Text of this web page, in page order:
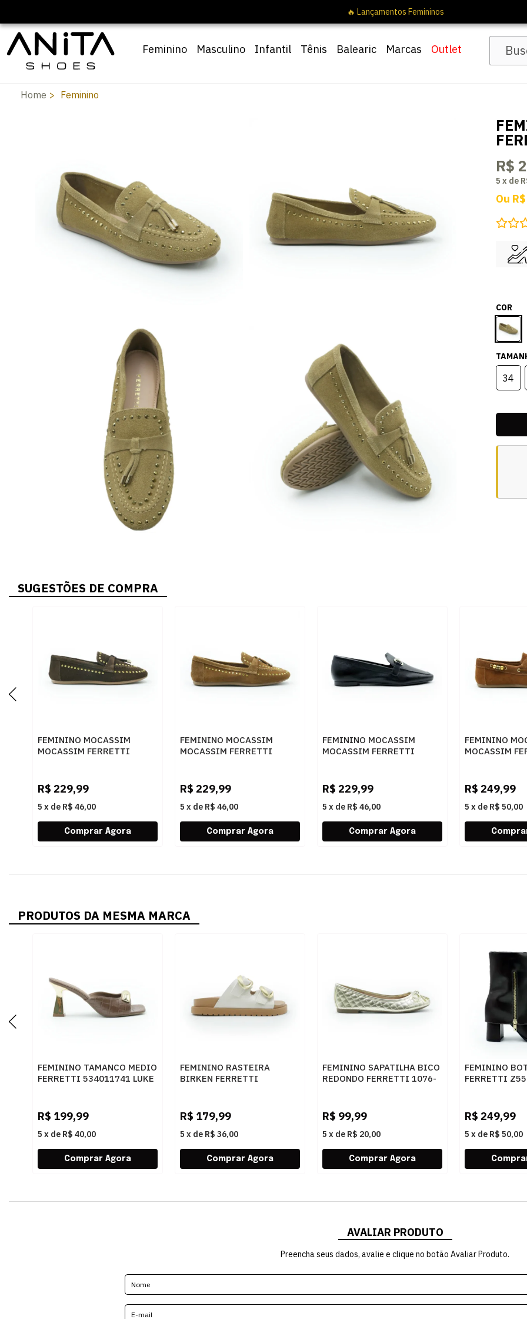
Feminino Masculino Infantil Tênis Balearic Marcas Outlet
Home Feminino
R$
5 x de
Ou
COR
34
SUGESTÕES DE COMPRA
FEMININO MOCASSIM
MOCASSIM FERRETTI
R$ 229,99
5 x de R$ 46,00
FEMININO MOCASSIM
MOCASSIM FERRETTI
R$ 229,99
5 x de R$ 46,00
FEMININO MOCASSIM
MOCASSIM FERRETTI
R$ 229,99
5 x de R$ 46,00
FEMININO
MOCASSIM
R$ 249,99
5 x de R$ 50,00
PRODUTOS DA MESMA MARCA
FEMININO TAMANCO MEDIO
FERRETTI 534011741 LUKE
R$ 199,99
5 x de R$ 40,00
FEMININO RASTEIRA
BIRKEN FERRETTI
R$ 179,99
5 x de R$ 36,00
FEMININO SAPATILHA BICO
REDONDO FERRETTI 1076-
R$ 99,99
5 x de R$ 20,00
FEMININO
FERRETTI
R$ 249,99
5 x de R$ 50,00
AVALIAR PRODUTO
Preencha seus dados, avalie e clique no botão Avaliar Produto.